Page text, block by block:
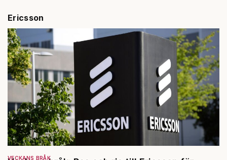
Ericsson
VECKANS BRÅK